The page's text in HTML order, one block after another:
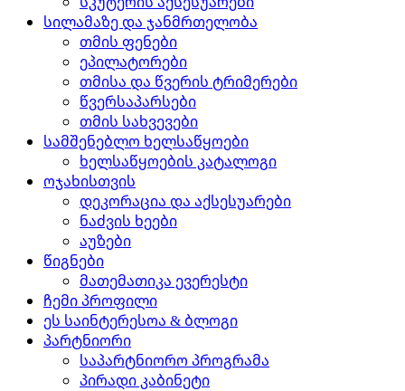
სილამაზე და ჯანმრთელობა
თმის ფენები
ეპილატორები
თმისა და წვერის ტრიმერები
წვერსაპარსები
თმის სახვევები
სამშენებლო ხელსაწყოები
ხელსაწყოების კატალოგი
ოჯახისთვის
დეკორაცია და აქსესუარები
ნაძვის ხეები
აუზები
წიგნები
მათემათიკა ევერესტი
ჩემი პროფილი
ეს საინტერესოა & ბლოგი
პარტნიორი
საპარტნიორო პროგრამა
პირადი კაბინეტი